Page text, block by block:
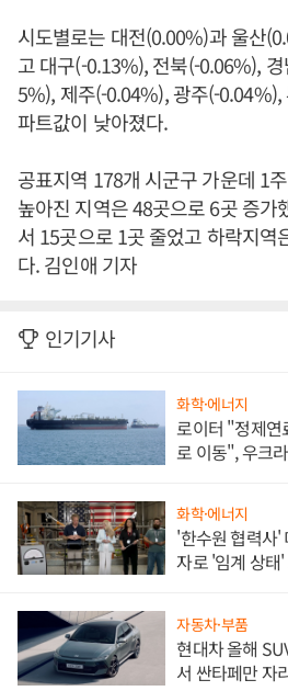
시도별로는 대전(0.00%)과 울산
고 대구(-0.13%), 전북(-0.06%),
5%), 제주(-0.04%), 광주(-
파트값이 낮아졌다.
공표지역 178개 시군구 가운데 1
높아진 지역은 48곳으로 6곳 증가
서 15곳으로 1곳 줄었고 하락지역
다. 김인애 기자
인기기사
화학·에너지
로이터 "정제연
로 이동", 우크
화학·에너지
'한수원 협력사'
자로 '임계 상태
자동차·부품
현대차 올해
서 싼타페만 자